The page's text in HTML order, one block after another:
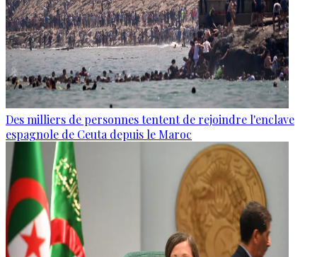
Des milliers de personnes tentent de rejoindre l'enclave
espagnole de Ceuta depuis le Maroc